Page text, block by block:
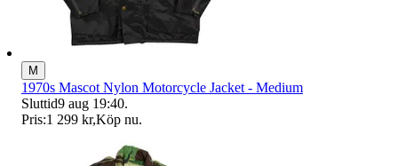
M
1970s Mascot Nylon Motorcycle Jacket - Medium
Sluttid9 aug 19:40.
Pris:1 299 kr,Köp nu.